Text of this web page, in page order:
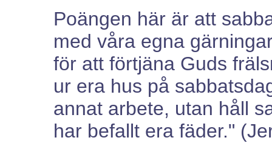
Poängen här är att
med våra egna
för att förtjäna Guds
ur era hus på
annat arbete, utan håll
har befallt era fäder."